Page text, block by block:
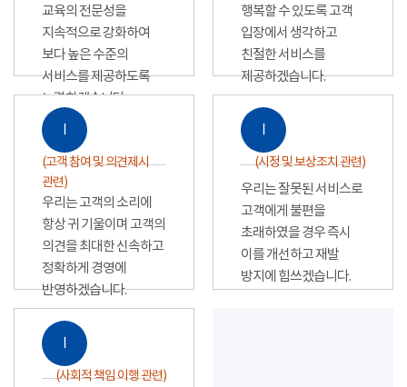
교육의 전문성을
지속적으로 강화하여
보다 높은 수준의
서비스를 제공하도록
노력하겠습니다.
행복할 수 있도록 고객
입장에서 생각하고
친절한 서비스를
제공하겠습니다.
Ⅰ
(고객 참여 및 의견제시
관련)
우리는 고객의 소리에
항상 귀 기울이며 고객의
의견을 최대한 신속하고
정확하게 경영에
반영하겠습니다.
Ⅰ
(시정 및 보상조치 관련)
우리는 잘못된 서비스로
고객에게 불편을
초래하였을 경우 즉시
이를 개선하고 재발
방지에 힘쓰겠습니다.
Ⅰ
(사회적 책임 이행 관련)